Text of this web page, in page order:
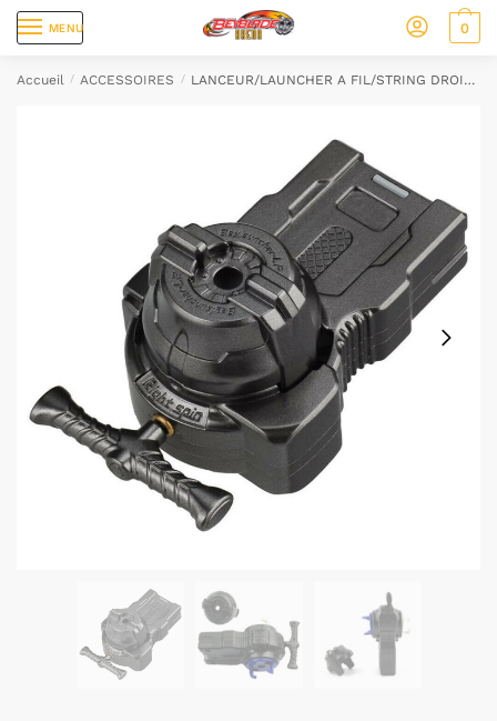
MENU 0
Accueil / ACCESSOIRES / LANCEUR/LAUNCHER A FIL/STRING DROITE/GAUCHE POUR TOUPIE BEYBLADE NEUF